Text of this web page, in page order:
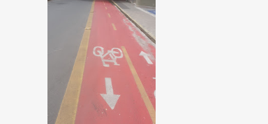
EMPRESA NÁPOLES
EMPRESA PEDROSA
EMPRESA SÃO PAULO
EMPRESAS EXTINTAS
ENTRADAS E SAÍDAS DO RECIFE